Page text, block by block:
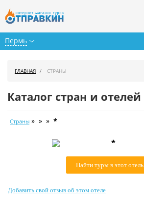
Пермь
Календарь туров
Как купить
ГЛАВНАЯ СТРАНЫ
Каталог стран и отелей
Страны » » » *
*
Найти туры в этот отель
Добавить свой отзыв об этом отеле